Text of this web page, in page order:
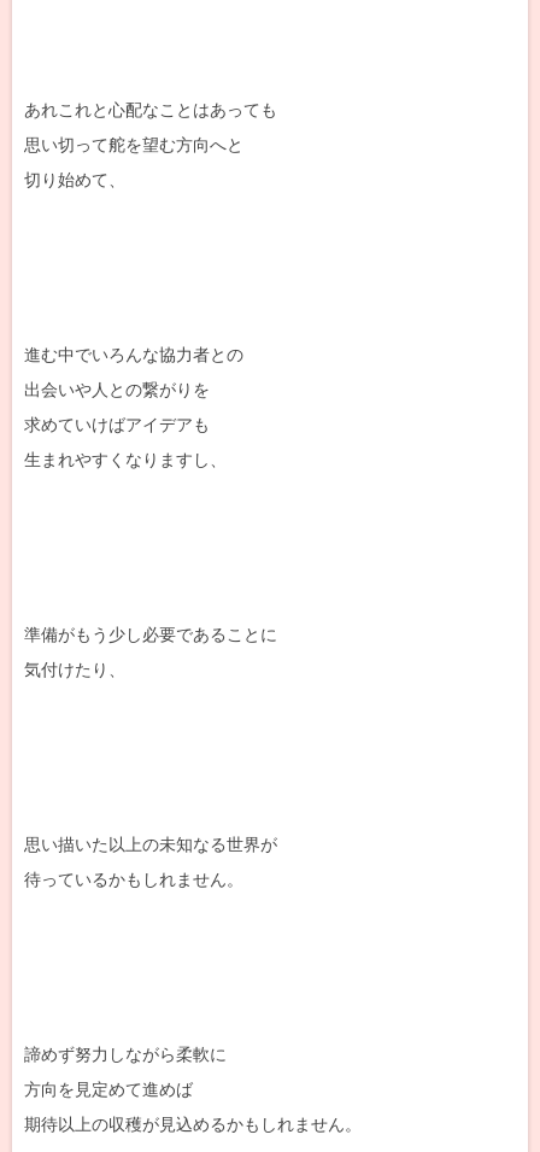
あれこれと心配なことはあっても
思い切って舵を望む方向へと
切り始めて、
進む中でいろんな協力者との
出会いや人との繋がりを
求めていけばアイデアも
生まれやすくなりますし、
準備がもう少し必要であることに
気付けたり、
思い描いた以上の未知なる世界が
待っているかもしれません。
諦めず努力しながら柔軟に
方向を見定めて進めば
期待以上の収穫が見込めるかもしれません。